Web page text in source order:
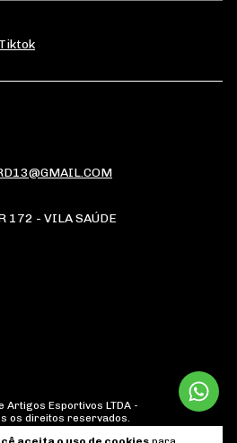
Tiktok
172 - VILA SAÚDE
Artigos Esportivos LTDA -
os direitos reservados.